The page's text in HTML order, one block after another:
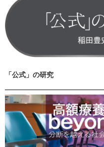
「公式」の研究